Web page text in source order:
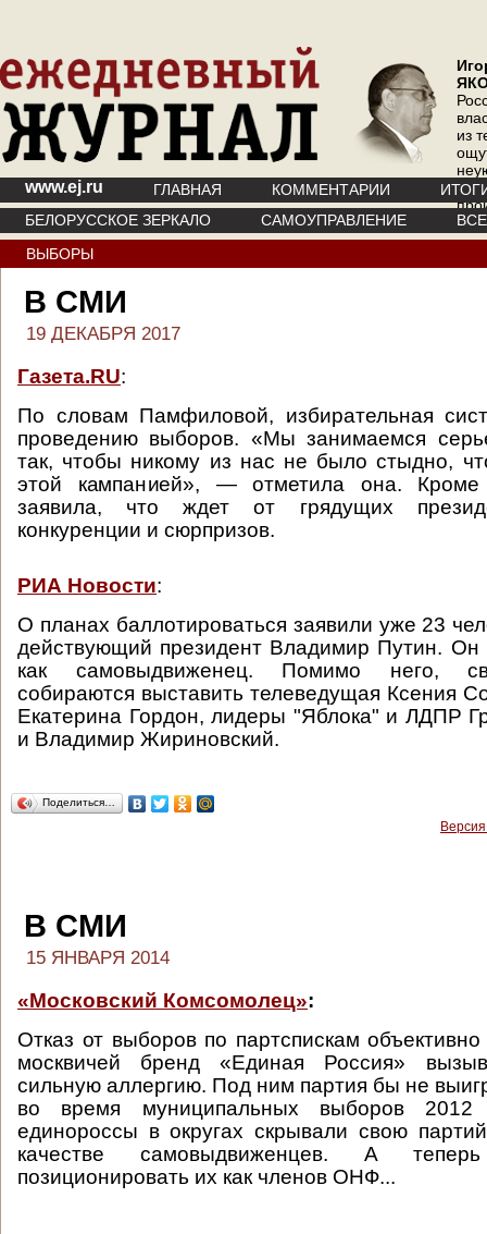
из
где
www.ej.ru ГЛАВНАЯ КОММЕНТАРИИ
БЕЛОРУССКОЕ ЗЕРКАЛО
САМОУПРАВЛЕНИЕ
ВЫБОРЫ
В СМИ
19 ДЕКАБРЯ 2017
Газета.RU:
По словам Памфиловой, избирательная
проведению выборов. «Мы занимаемся
так, чтобы никому из нас не было стыдно,
этой кампанией», — отметила она.
заявила, что ждет от грядущих
конкуренции и сюрпризов.
РИА Новости:
О планах баллотироваться заявили уже 23
действующий президент Владимир Путин.
как самовыдвиженец. Помимо него,
собираются выставить телеведущая Ксения
Екатерина Гордон, лидеры "Яблока" и ЛДПР
и Владимир Жириновский.
Поделиться…
В СМИ
15 ЯНВАРЯ 2014
«Московский Комсомолец»:
Отказ от выборов по партспискам
москвичей бренд «Единая Россия»
сильную аллергию. Под ним партия бы не
во время муниципальных выборов 2012
единороссы в округах скрывали свою
качестве самовыдвиженцев. А
позиционировать их как членов ОНФ...